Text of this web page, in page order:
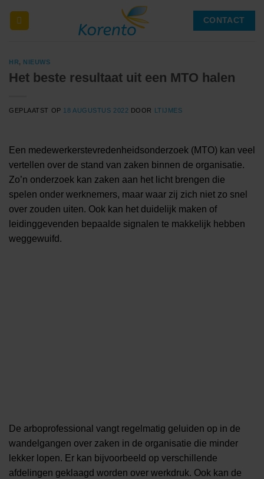
naar
CONTACT
HR, NIEUWS
Het beste resultaat uit een MTO halen
GEPLAATST OP 18 AUGUSTUS 2022 DOOR LTIJMES
Een medewerkerstevredenheidsonderzoek (MTO) kan veel
vertellen over de stand van zaken binnen de organisatie.
Zo’n onderzoek kan zaken aan het licht brengen die
spelen onder werknemers, maar waar zij zich niet zo snel
over zouden uiten. Ook kan het duidelijk maken of
leidinggevenden bepaalde signalen te makkelijk hebben
weggewuifd.
De arboprofessional vangt regelmatig geluiden op in de
wandelgangen over zaken in de organisatie die minder
lekker lopen. Er kan bijvoorbeeld op verschillende
afdelingen geklaagd worden over werkdruk. Ook kan de